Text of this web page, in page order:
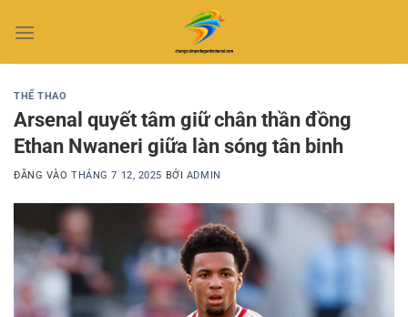
qua
THỂ THAO
Arsenal quyết tâm giữ chân thần đồng
Ethan Nwaneri giữa làn sóng tân binh
ĐĂNG VÀOTHÁNG 7 12, 2025 BỞI ADMIN